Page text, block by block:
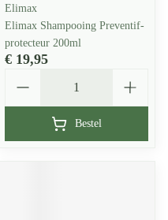
Elimax
Elimax Shampooing Preventif-
protecteur 200ml
€ 19,95
Bestel